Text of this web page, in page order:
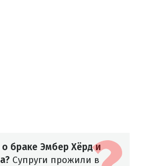
о браке Эмбер Хёрд и
Супруги прожили в